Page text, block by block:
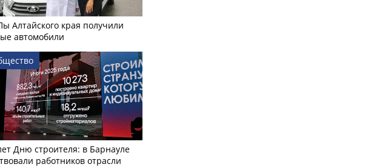
Алтайского края получили
автомобили
Дню строителя: в Барнауле
работников отрасли